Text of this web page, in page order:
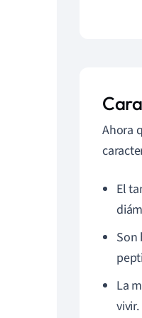
Ahora
El
Son
La
vivir.